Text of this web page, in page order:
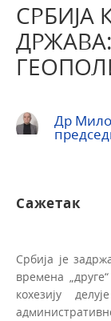
СРБИЈА
Др
Сажетак
Србија je
времена
кохезију